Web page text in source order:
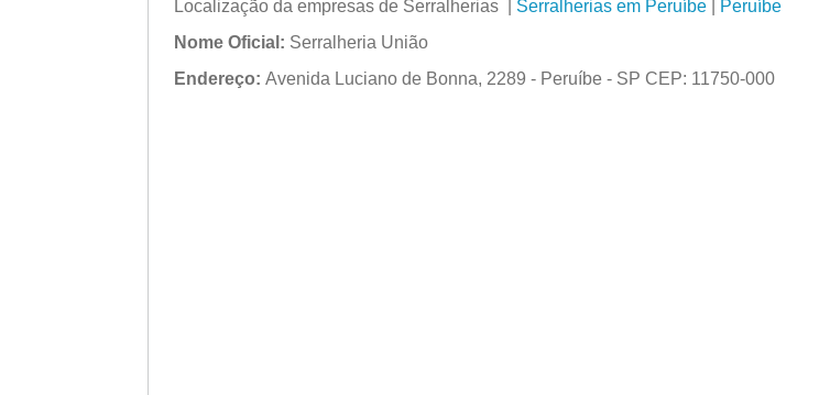
Localização da empresas de Serralherias | Serralherias em Peruíbe|
Peruíbe
Nome Oficial: Serralheria União
Endereço: Avenida Luciano de Bonna, 2289 - Peruíbe - SP CEP: 11750-000